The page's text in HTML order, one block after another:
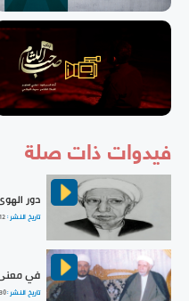
فيدوات ذات صلة
دور
تاريخ النشر :
في معنى
تاريخ النشر :